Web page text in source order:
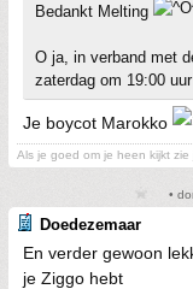
Bedankt Melting
O ja, in verband met
zaterdag om 19:00
Je boycot Marokko
Als je goed om je heen kijkt zie
•
Doedezemaar
En verder gewoon
je Ziggo hebt